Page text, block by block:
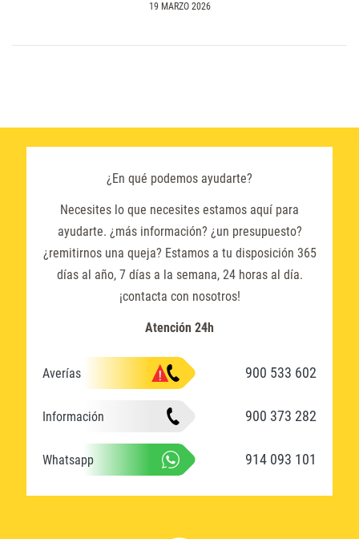
19 MARZO 2026
¿En qué podemos ayudarte?
Necesites lo que necesites estamos aquí para
ayudarte. ¿más información? ¿un presupuesto?
¿remitirnos una queja? Estamos a tu disposición 365
días al año, 7 días a la semana, 24 horas al día.
¡contacta con nosotros!
Atención 24h
Averías 900 533 602
Información 900 373 282
Whatsapp 914 093 101